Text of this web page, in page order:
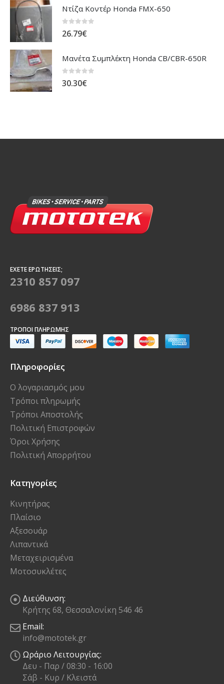
Ντίζα Κοντέρ Honda FMX-650
0 out of 5
26.79€
Μανέτα Συμπλέκτη Honda CB/CBR-650R
0 out of 5
30.30€
ΈΧΕΤΕ ΕΡΩΤΉΣΕΙΣ;
2310 857 097
6986 837 913
ΤΡΌΠΟΙ ΠΛΗΡΩΜΉΣ
Πληροφορίες
Ο λογαριασμός μου
Τρόποι πληρωμής
Τρόποι Αποστολής
Πολιτική Επιστροφών
Όροι Χρήσης
Πολιτική Απορρήτου
Κατηγορίες
Κινητήρας
Πλαίσιο
Αξεσουάρ
Λιπαντικά
Μεταχειρισμένα
Μοτοσυκλέτες
Διεύθυνση:
Κρήτης 68, Θεσσαλονίκη 546 46
Email:
info@mototek.gr
Ωράριο Λειτουργίας:
Δευ - Παρ / 08:30 - 16:00
Σάβ - Κυρ / Κλειστά